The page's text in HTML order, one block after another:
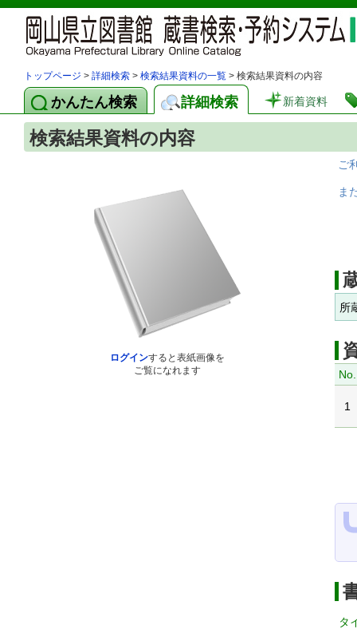
トップページ > 詳細検索 > 検索結果資料の一覧 > 検索結果資料の内容
かんたん検索 詳細検索 新着資料
検索結果資料の内容
ログインすると表紙画像を
ご覧になれます
ご
ま
所
No.
1
タ